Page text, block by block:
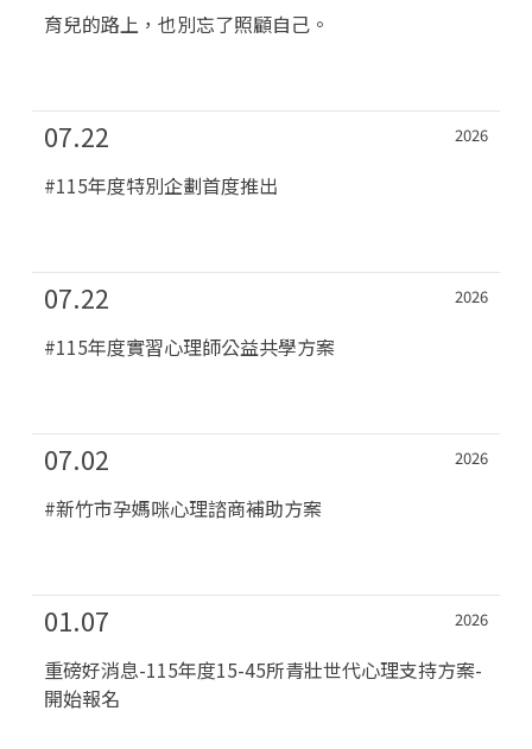
育兒的路上，也別忘了照顧自己。
07.22 2026
#115年度特別企劃首度推出
07.22 2026
#115年度實習心理師公益共學方案
07.02 2026
#新竹市孕媽咪心理諮商補助方案
01.07 2026
重磅好消息-115年度15-45所青壯世代心理支持方案-
開始報名